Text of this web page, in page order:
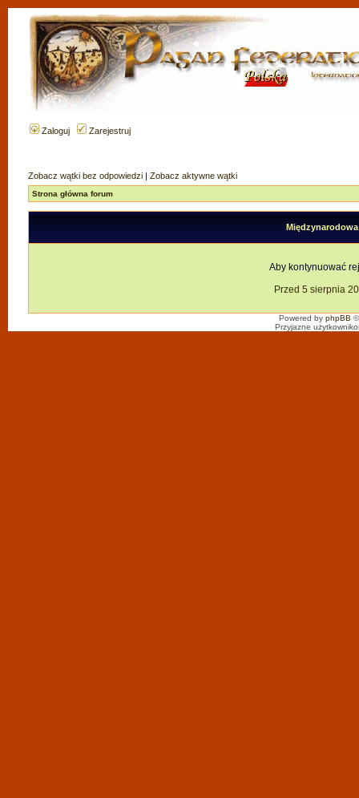
Zaloguj Zarejestruj
Zobacz wątki bez odpowiedzi | Zobacz aktywne wątki
Strona główna forum
Aby kontynuować
Przed 5 sierpnia
Powered by phpBB
Przyjazne